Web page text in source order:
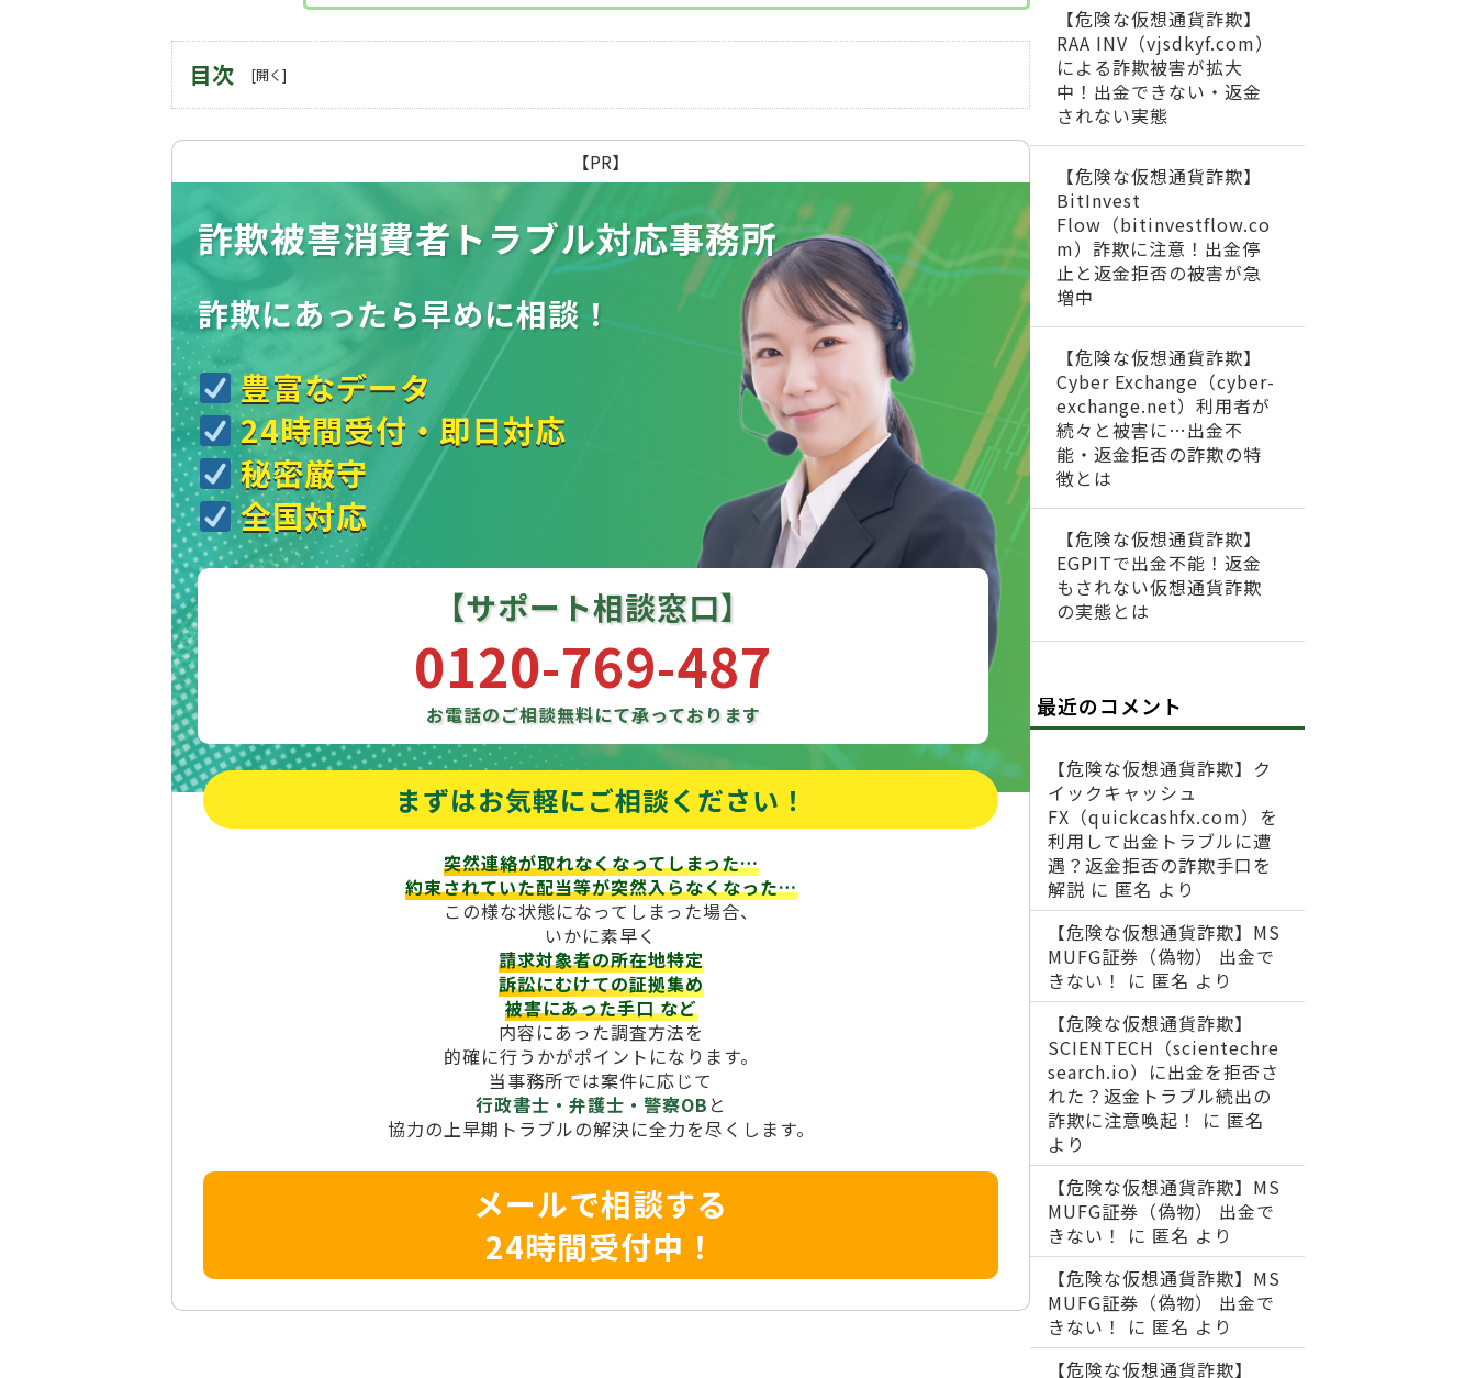
目次
【PR】
詐欺被害消費者トラブル対応事務所
詐欺にあったら早めに相談！
豊富なデータ
24時間受付・即日対応
秘密厳守
全国対応
【サポート相談窓口】
0120-769-487
お電話のご相談無料にて承っております
まずはお気軽にご相談ください！
突然連絡が取れなくなってしまった…
約束されていた配当等が突然入らなくなった…
この様な状態になってしまった場合、
いかに素早く
請求対象者の所在地特定
訴訟にむけての証拠集め
被害にあった手口など
内容にあった調査方法を
的確に行うかがポイントになります。
当事務所では案件に応じて
行政書士・弁護士・警察OB と
協力の上早期トラブルの解決に全力を尽くします。
メールで相談する
24時間受付中！
【危険な仮想通貨詐欺】
RAA INV（vjsdkyf.com）
による詐欺被害が拡大
中！出金できない・返金
されない実態
【危険な仮想通貨詐欺】
BitInvest
Flow（bitinvestflow.co
m）詐欺に注意！出金停
止と返金拒否の被害が急
増中
【危険な仮想通貨詐欺】
Cyber Exchange（cyber-
exchange.net）利用者が
続々と被害に…出金不
能・返金拒否の詐欺の特
徴とは
【危険な仮想通貨詐欺】
EGPITで出金不能！返金
もされない仮想通貨詐欺
の実態とは
最近のコメント
【危険な仮想通貨詐欺】ク
イックキャッシュ
FX（quickcashfx.com）を
利用して出金トラブルに遭
遇？返金拒否の詐欺手口を
解説 に 匿名 より
【危険な仮想通貨詐欺】MS
MUFG証券（偽物） 出金で
きない！
に 匿名 より
【危険な仮想通貨詐欺】
SCIENTECH（scientechre
search.io）に出金を拒否さ
れた？返金トラブル続出の
詐欺に注意喚起！
に 匿名
より
【危険な仮想通貨詐欺】MS
MUFG証券（偽物） 出金で
きない！
に 匿名 より
【危険な仮想通貨詐欺】MS
MUFG証券（偽物） 出金で
きない！
に 匿名 より
【危険な仮想通貨詐欺】